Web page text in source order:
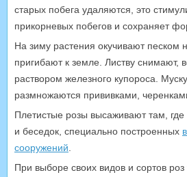
старых побега удаляются, это
прикорневых побегов и сохраняет
На зиму растения окучивают песком
пригибают к земле. Листву снимают,
раствором железного купороса.
размножаются прививками,
Плетистые розы высаживают там, где
и беседок, специально построенных
сооружений
При выборе своих видов и сортов